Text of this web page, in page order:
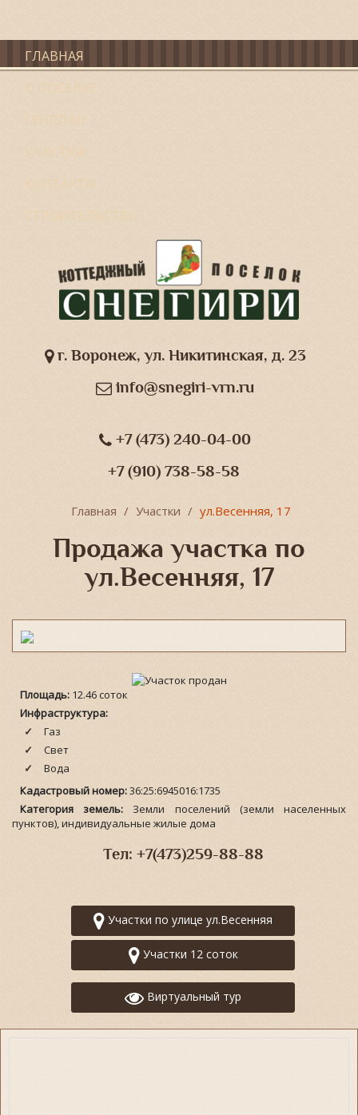
ГЛАВНАЯ
О ПОСЕЛКЕ
ГЕНПЛАН
УЧАСТКИ
КОНТАКТЫ
СТРОИТЕЛЬСТВО
г. Воронеж, ул. Никитинская, д. 23
info@snegiri-vrn.ru
+7 (473) 240-04-00
+7 (910) 738-58-58
Главная Участки ул.Весенняя, 17
Продажа участка по
ул.Весенняя, 17
Площадь: 12.46 соток
Инфраструктура:
Газ
Свет
Вода
Кадастровый номер:36:25:6945016:1735
Категория земель: Земли поселений (земли населенных
пунктов), индивидуальные жилые дома
Тел: +7(473)259-88-88
Участки по улице ул.Весенняя
Участки 12 соток
Виртуальный тур